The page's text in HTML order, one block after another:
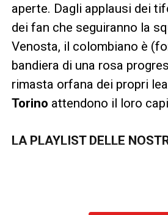
aperte. Dagli applausi dei
dei fan che seguiranno la
Venosta, il colombiano è
bandiera di una rosa
rimasta orfana dei propri
Torino attendono il loro
LA PLAYLIST DELLE